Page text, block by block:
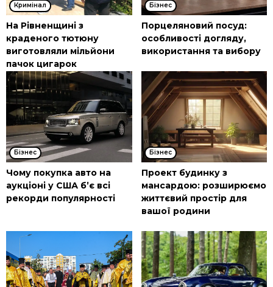
Кримінал
На Рівненщині з
краденого тютюну
виготовляли мільйони
пачок цигарок
Бізнес
Порцеляновий посуд:
особливості догляду,
використання та вибору
Бізнес
Чому покупка авто на
аукціоні у США б’є всі
рекорди популярності
Бізнес
Проект будинку з
мансардою: розширюємо
життєвий простір для
вашої родини